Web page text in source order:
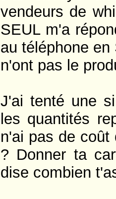
vendeurs de
SEUL m'a
au téléphone
n'ont pas le
J'ai tenté une
les quantités
n'ai pas de coût
? Donner ta
dise combien